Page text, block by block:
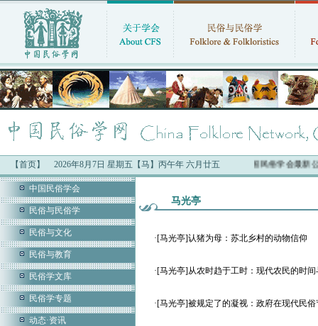
【首页】 2026年8月7日 星期五【马】丙午年 六月廿五 中国民俗学会最新公
中国民俗学会
民俗与民俗学
民俗与文化
民俗与教育
民俗学文库
民俗学专题
动态·资讯
马光亭
·[马光亭]认猪为母：苏北乡村的动物信仰
·[马光亭]从农时趋于工时：现代农民的时间
·[马光亭]被规定了的凝视：政府在现代民